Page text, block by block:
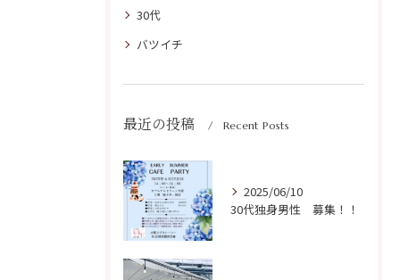
30代
バツイチ
最近の投稿 Recent Posts
2025/06/10
30代独身男性 募集！！